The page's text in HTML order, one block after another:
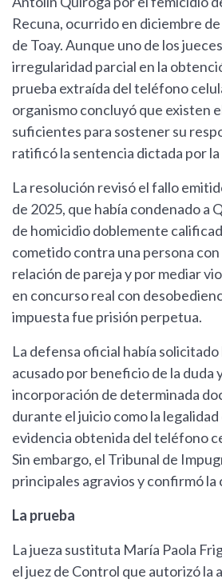
Recuna, ocurrido en diciembre
de Toay. Aunque uno de los
irregularidad parcial en la
prueba extraída del teléfono
organismo concluyó que existen
suficientes para sostener su
ratificó la sentencia dictada por
La resolución revisó el fallo
de 2025, que había condenado a
de homicidio doblemente
cometido contra una persona
relación de pareja y por mediar
en concurso real con
impuesta fue prisión perpetua.
La defensa oficial había
acusado por beneficio de la duda
incorporación de determinada
durante el juicio como la
evidencia obtenida del teléfono
Sin embargo, el Tribunal de
principales agravios y confirmó la
La prueba
La jueza sustituta María Paola
el juez de Control que autorizó la